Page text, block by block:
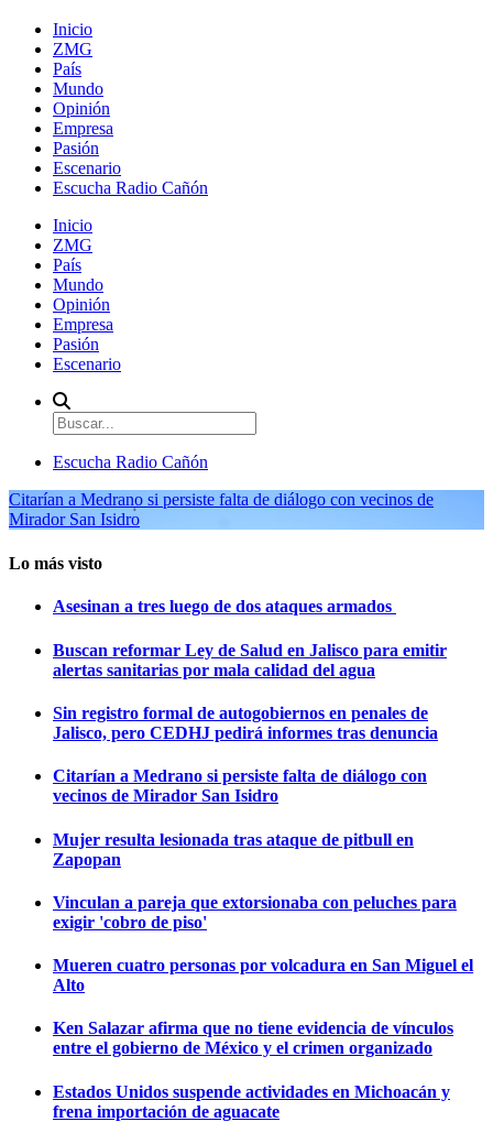
Inicio
ZMG
País
Mundo
Opinión
Empresa
Pasión
Escenario
Escucha Radio Cañón
Inicio
ZMG
País
Mundo
Opinión
Empresa
Pasión
Escenario
Escucha Radio Cañón
Citarían a Medrano si persiste falta de diálogo con vecinos de
Mirador San Isidro
Lo más visto
Asesinan a tres luego de dos ataques armados
Buscan reformar Ley de Salud en Jalisco para emitir
alertas sanitarias por mala calidad del agua
Sin registro formal de autogobiernos en penales de
Jalisco, pero CEDHJ pedirá informes tras denuncia
Citarían a Medrano si persiste falta de diálogo con
vecinos de Mirador San Isidro
Mujer resulta lesionada tras ataque de pitbull en
Zapopan
Vinculan a pareja que extorsionaba con peluches para
exigir 'cobro de piso'
Mueren cuatro personas por volcadura en San Miguel el
Alto
Ken Salazar afirma que no tiene evidencia de vínculos
entre el gobierno de México y el crimen organizado
Estados Unidos suspende actividades en Michoacán y
frena importación de aguacate